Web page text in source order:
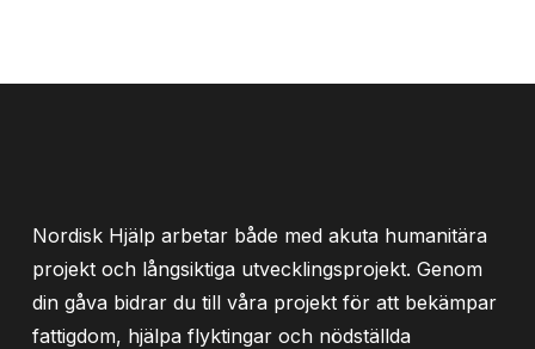
Nordisk Hjälp arbetar både med akuta humanitära
projekt och långsiktiga utvecklingsprojekt. Genom
din gåva bidrar du till våra projekt för att bekämpar
fattigdom, hjälpa flyktingar och nödställda